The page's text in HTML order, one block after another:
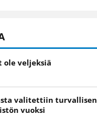
ole veljeksiä
valitettiin turvallisen
vuoksi